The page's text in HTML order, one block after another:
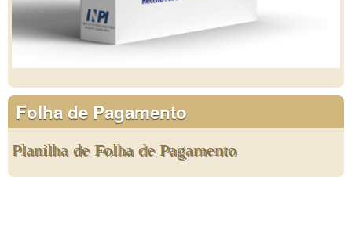
Folha de Pagamento
Planilha de Folha de Pagamento